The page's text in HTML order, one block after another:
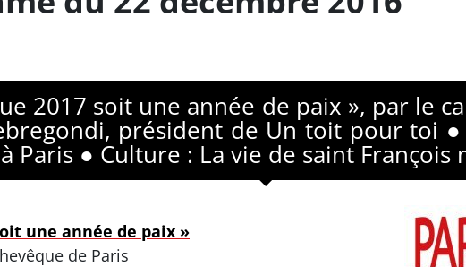
2017 soit une année de paix », par le
président de Un toit pour toi
Paris ● Culture : La vie de saint François
une année de paix »
de Paris